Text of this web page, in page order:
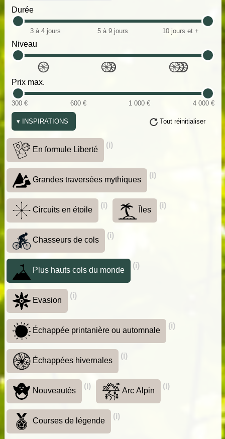
Durée
3 à 4 jours 5 à 9 jours 10 jours et +
Niveau
Prix max.
300 € 600 € 1 000 € 4 000 €
▾ INSPIRATIONS Tout réinitialiser
En formule Liberté
(i)
Grandes traversées mythiques
(i)
Circuits en étoile
(i)
Îles
(i)
Chasseurs de cols
(i)
Plus hauts cols du monde
(i)
Evasion
(i)
Échappée printanière ou automnale
(i)
Échappées hivernales
(i)
Nouveautés
(i)
Arc Alpin
(i)
Courses de légende
(i)